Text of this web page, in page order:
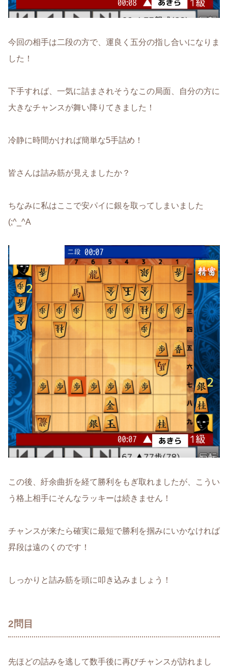
今回の相手は二段の方で、運良く五分の指し合いになりま
した！
下手すれば、一気に詰まされそうなこの局面、自分の方に
大きなチャンスが舞い降りてきました！
冷静に時間かければ簡単な5手詰め！
皆さんは詰み筋が見えましたか？
ちなみに私はここで安パイに銀を取ってしまいました
(;^_^A
この後、紆余曲折を経て勝利をもぎ取れましたが、こうい
う格上相手にそんなラッキーは続きません！
チャンスが来たら確実に最短で勝利を掴みにいかなければ
昇段は遠のくのです！
しっかりと詰み筋を頭に叩き込みましょう！
2問目
先ほどの詰みを逃して数手後に再びチャンスが訪れまし